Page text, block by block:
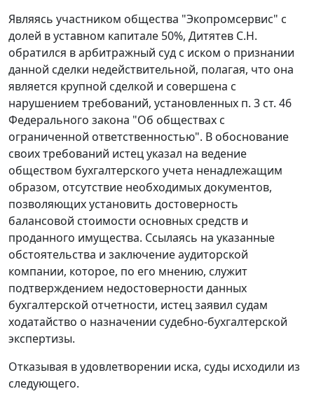
Являясь участником общества "Экопромсервис" с
долей в уставном капитале 50%, Дитятев С.Н.
обратился в арбитражный суд с иском о признании
данной сделки недействительной, полагая, что она
является крупной сделкой и совершена с
нарушением требований, установленных п. 3 ст. 46
Федерального закона "Об обществах с
ограниченной ответственностью". В обоснование
своих требований истец указал на ведение
обществом бухгалтерского учета ненадлежащим
образом, отсутствие необходимых документов,
позволяющих установить достоверность
балансовой стоимости основных средств и
проданного имущества. Ссылаясь на указанные
обстоятельства и заключение аудиторской
компании, которое, по его мнению, служит
подтверждением недостоверности данных
бухгалтерской отчетности, истец заявил судам
ходатайство о назначении судебно-бухгалтерской
экспертизы.
Отказывая в удовлетворении иска, суды исходили из
следующего.